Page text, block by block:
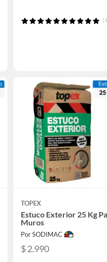
TOPEX
Estuco Exterior 25 Kg
Muros
Por SODIMAC
$ 2.990